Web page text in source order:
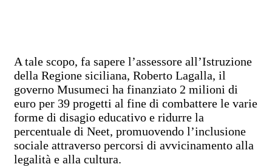
A tale scopo, fa sapere l’assessore all’Istruzione
della Regione siciliana, Roberto Lagalla, il
governo Musumeci ha finanziato 2 milioni di
euro per 39 progetti al fine di combattere le varie
forme di disagio educativo e ridurre la
percentuale di Neet, promuovendo l’inclusione
sociale attraverso percorsi di avvicinamento alla
legalità e alla cultura.